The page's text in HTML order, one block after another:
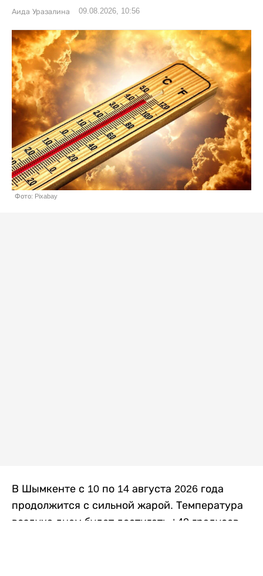
Аида Уразалина 09.08.2026, 10:56
Фото: Pixabay
В Шымкенте с 10 по 14 августа 2026 года
продолжится с сильной жарой. Температура
воздуха днем будет достигать +40 градусов,